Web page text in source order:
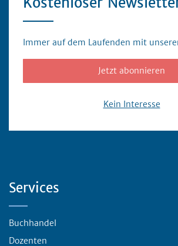
Immer auf dem Laufenden mit
Jetzt abonnieren
Kein Interesse
Services
Buchhandel
Dozenten